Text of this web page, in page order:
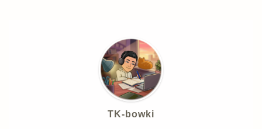
TK-bowki